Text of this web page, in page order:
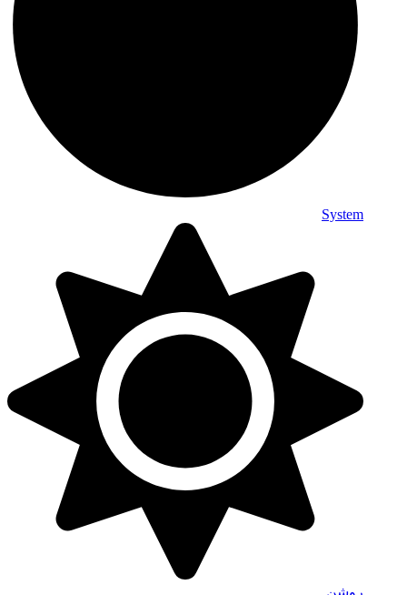
System